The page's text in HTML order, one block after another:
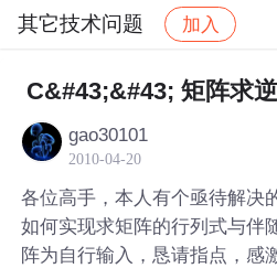
其它技术问题 加入
社区 其它技术问题 帖子
C&#43;&#43; 矩阵求逆
gao30101
2010-04-20
各位高手，本人有个亟待解决
如何实现求矩阵的行列式与伴
阵为自行输入，恳请指点，感